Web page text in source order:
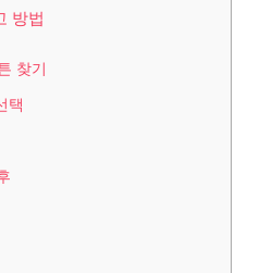
방법
찾기
택